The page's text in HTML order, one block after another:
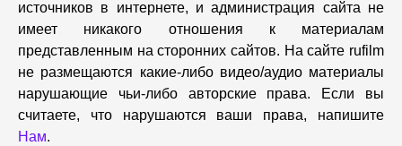
источников в интернете, и администрация сайта не
имеет никакого отношения к материалам
представленным на сторонних сайтов. На сайте rufilm
не размещаются какие-либо видео/аудио материалы
нарушающие чьи-либо авторские права. Если вы
считаете, что нарушаются ваши права, напишите
Нам.